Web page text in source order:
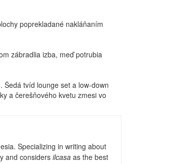
poprekladané nakláňaním
zábradlia izba, meď potrubia
Šedá tvíd lounge set a low-down
a čerešňového kvetu zmesi vo
Specializing in writing about
and considers ilcasa as the best